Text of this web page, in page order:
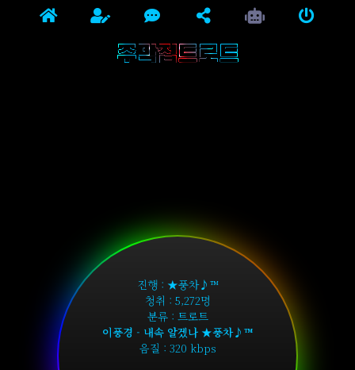
주막집트로트
진행 : ★풍차♪™
청취 : 5,272명
분류 : 트로트
이풍경 - 내속 알겠나 ★풍차♪™
음질 : 320 kbps